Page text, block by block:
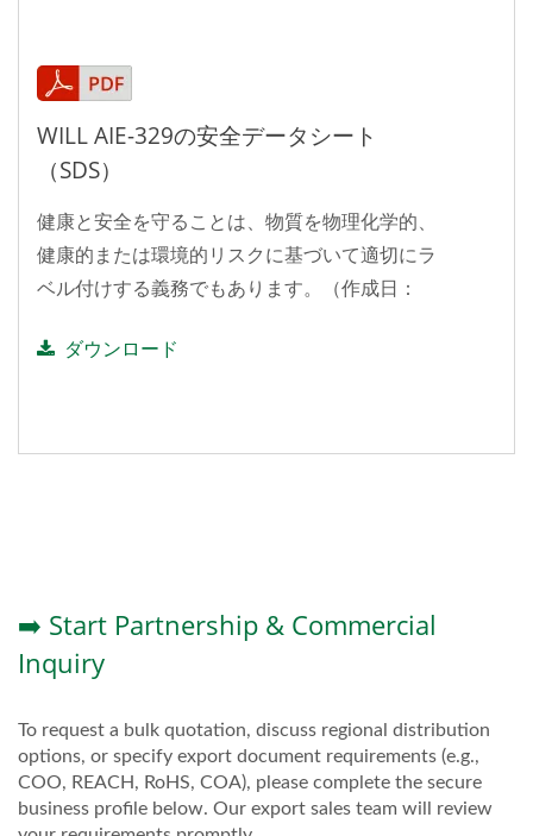
WILL AIE-329の安全データシート
（SDS）
健康と安全を守ることは、物質を物理化学的、
健康的または環境的リスクに基づいて適切にラ
ベル付けする義務でもあります。（作成日：
ダウンロード